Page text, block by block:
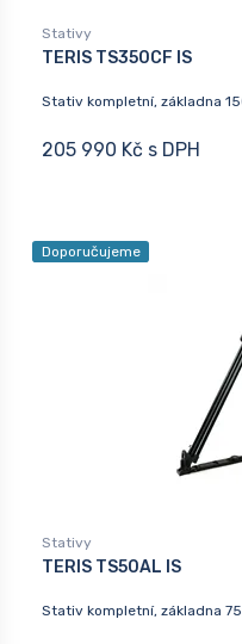
Stativy
TERIS TS350CF IS
Stativ kompletní, základna
205 990 Kč s DPH
Doporučujeme
Stativy
TERIS TS50AL IS
Stativ kompletní, základna